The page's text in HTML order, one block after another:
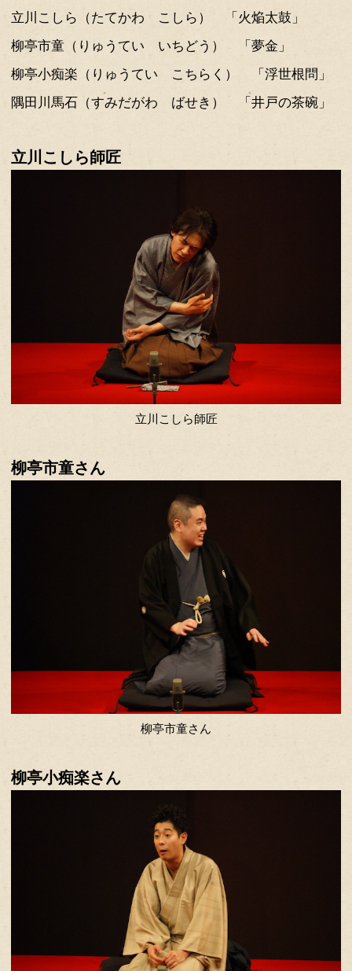
▽柳亭小痴楽 りゅうてい こちらく
16歳で入門、芸歴13年目、2009年11
の秋からラジオのパーソナリティーを
ら、コンプライアンスに敏感になって
24歳で入門、芸歴25年目、2007年3月
を終えて楽屋を出る速度が渋谷らくご
最も早い。時間がたくさんあるときの
優先でなくコラム的な味わいで楽しい
見るのが好き。
レビュー
11月11日（日）14時〜16時「渋谷らく
立川こしら（たてかわ こしら） 「
柳亭市童（りゅうてい いちどう）
柳亭小痴楽（りゅうてい こちらく
隅田川馬石（すみだがわ ばせき）
立川こしら師匠